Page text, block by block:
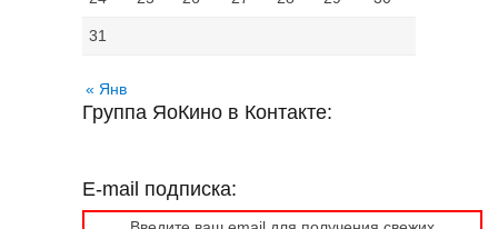
31
« Янв
Группа ЯоКино в Контакте:
E-mail подписка: